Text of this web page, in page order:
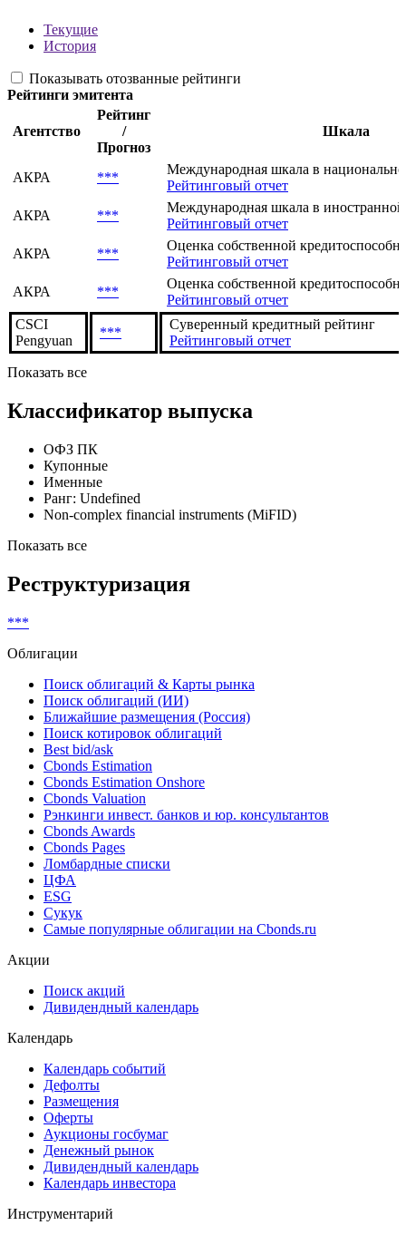
Текущие
История
Показывать отозванные рейтинги
Рейтинги эмитента
Агентство
Рейтинг
/
Прогноз
Шкала
АКРА ***
Международная шкала в
Рейтинговый отчет
АКРА
***
Международная шкала в
Рейтинговый отчет
АКРА
***
Оценка собственной
Рейтинговый отчет
АКРА
***
Оценка собственной
Рейтинговый отчет
CSCI
Pengyuan
***
Суверенный кредитный рейтинг
Рейтинговый отчет
Показать все
Классификатор выпуска
ОФЗ ПК
Купонные
Именные
Ранг: Undefined
Non-complex financial instruments (MiFID)
Показать все
Реструктуризация
***
Облигации
Поиск облигаций & Карты рынка
Поиск облигаций (ИИ)
Ближайшие размещения (Россия)
Поиск котировок облигаций
Best bid/ask
Cbonds Estimation
Cbonds Estimation Onshore
Cbonds Valuation
Рэнкинги инвест. банков и юр. консультантов
Cbonds Awards
Cbonds Pages
Ломбардные списки
ЦФА
ESG
Сукук
Самые популярные облигации на Cbonds.ru
Акции
Поиск акций
Дивидендный календарь
Календарь
Календарь событий
Дефолты
Размещения
Оферты
Аукционы госбумаг
Денежный рынок
Дивидендный календарь
Календарь инвестора
Инструментарий